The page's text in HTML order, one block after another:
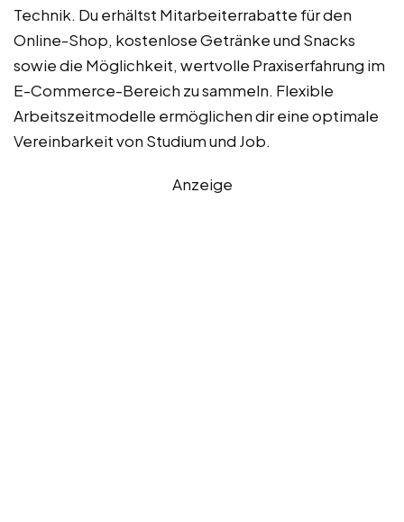
Technik. Du erhältst Mitarbeiterrabatte für den
Online-Shop, kostenlose Getränke und Snacks
sowie die Möglichkeit, wertvolle Praxiserfahrung im
E-Commerce-Bereich zu sammeln. Flexible
Arbeitszeitmodelle ermöglichen dir eine optimale
Vereinbarkeit von Studium und Job.
Anzeige